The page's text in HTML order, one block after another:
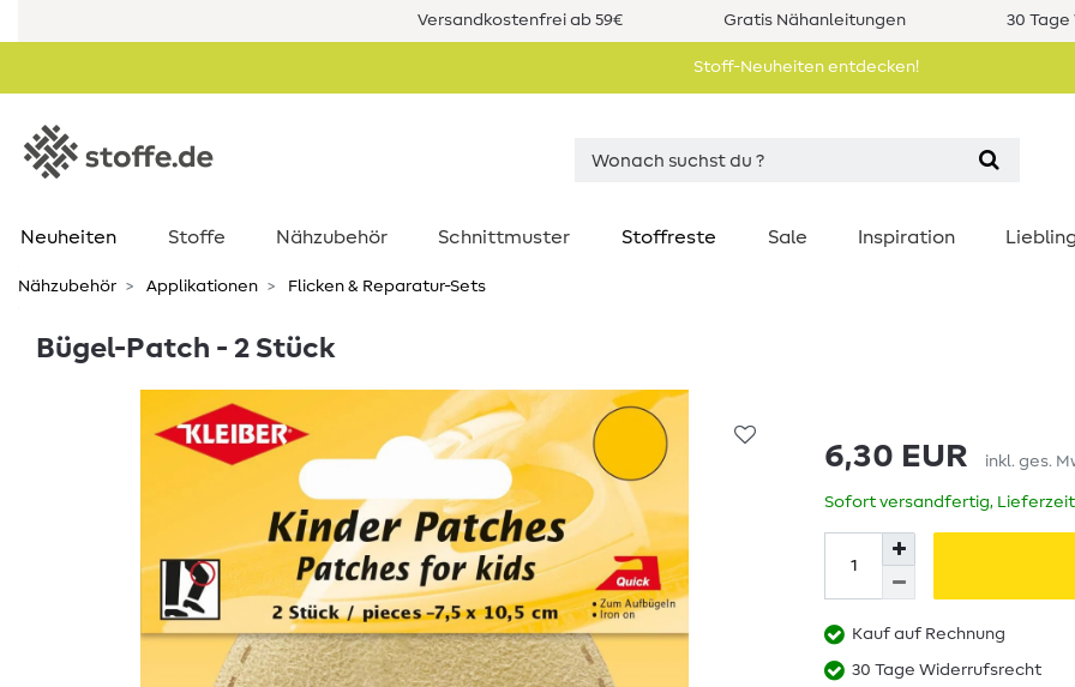
Versandkostenfrei ab 59€ Gratis Nähanleitungen 30
Stoff-Neuheiten entdecken!
Neuheiten Stoffe Nähzubehör Schnittmuster Stoffreste Sale Inspiration
Nähzubehör Applikationen Flicken & Reparatur-Sets
Bügel-Patch - 2 Stück
6,30 EUR inkl. ges.
Sofort versandfertig,
Kauf auf Rechnung
30 Tage Widerrufsrecht